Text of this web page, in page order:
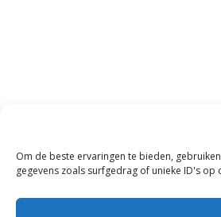
Om de beste ervaringen te bieden,
gegevens zoals surfgedrag of unieke ID's